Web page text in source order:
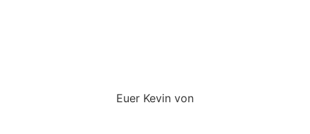
Euer Kevin von